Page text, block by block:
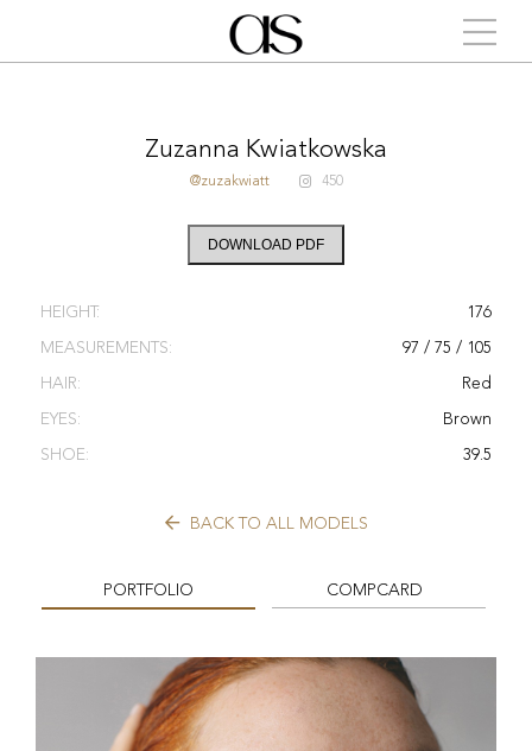
Zuzanna Kwiatkowska
@zuzakwiatt 450
DOWNLOAD PDF
HEIGHT: 176
MEASUREMENTS: 97 / 75 / 105
HAIR: Red
EYES: Brown
SHOE: 39.5
BACK TO ALL MODELS
PORTFOLIO COMPCARD